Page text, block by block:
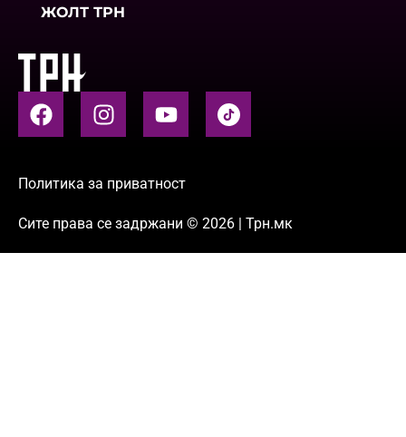
ЖОЛТ ТРН
Политика за приватност
Сите права се задржани © 2026 | Трн.мк